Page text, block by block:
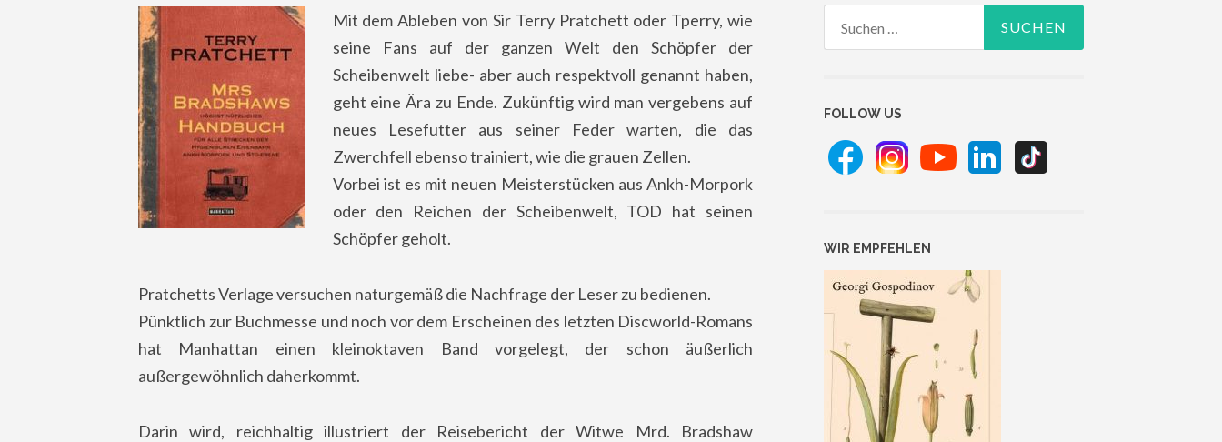
Mit dem Ableben von Sir Terry Pratchett oder Tperry, wie
seine Fans auf der ganzen Welt den Schöpfer der
Scheibenwelt liebe- aber auch respektvoll genannt haben,
geht eine Ära zu Ende. Zukünftig wird man vergebens auf
neues Lesefutter aus seiner Feder warten, die das
Zwerchfell ebenso trainiert, wie die grauen Zellen.
Vorbei ist es mit neuen Meisterstücken aus Ankh-Morpork
oder den Reichen der Scheibenwelt, TOD hat seinen
Schöpfer geholt.
Pratchetts Verlage versuchen naturgemäß die Nachfrage der Leser zu bedienen.
Pünktlich zur Buchmesse und noch vor dem Erscheinen des letzten Discworld-Romans
hat Manhattan einen kleinoktaven Band vorgelegt, der schon äußerlich
außergewöhnlich daherkommt.
Darin wird, reichhaltig illustriert der Reisebericht der Witwe Mrd. Bradshaw
FOLLOW US
WIR EMPFEHLEN